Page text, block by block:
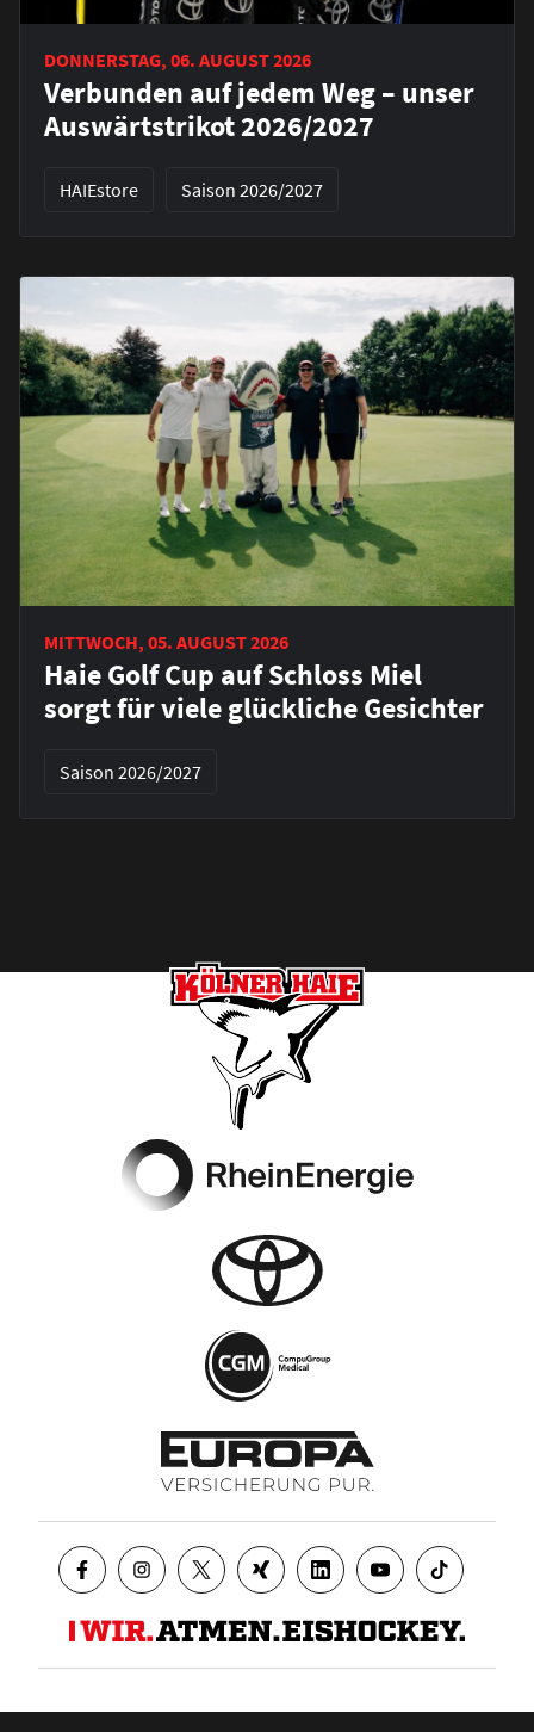
DONNERSTAG, 06. AUGUST 2026
Verbunden auf jedem Weg – unser
Auswärtstrikot 2026/2027
HAIEstore Saison 2026/2027
MITTWOCH, 05. AUGUST 2026
Haie Golf Cup auf Schloss Miel
sorgt für viele glückliche Gesichter
Saison 2026/2027
Datenschutz AGB Impressum Kontakt Presse